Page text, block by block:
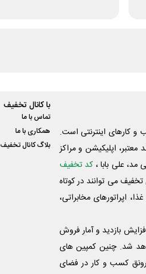
کارهای اینترنتی است.
اپلیکیشن و مراکز
علی‌ بابا ، کد تخفیف
می توانند در کوتاه
اپراتورهای مخابراتی،
بازدید و آمار فروش
شد. چنین کمپین های
کسب و کار در فضای
با کانال تخفیف
تماس با ما
همکاری با ما
بلاگ کانال تخفیف